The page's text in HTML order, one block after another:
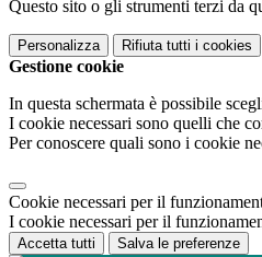
Questo sito o gli strumenti terzi da
Personalizza Rifiuta tutti i cookies
Gestione cookie
In questa schermata è possibile
I cookie necessari sono quelli che
Per conoscere quali sono i cookie
Cookie necessari per il
I cookie necessari per il
Accetta tutti Salva le preferenze